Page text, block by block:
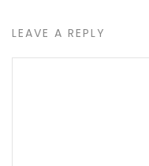
LEAVE A REPLY